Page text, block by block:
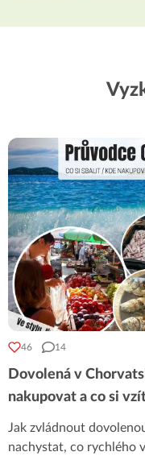
46 14
Dovolená v
nakupovat a co si
Jak zvládnout
nachystat, co rychlého